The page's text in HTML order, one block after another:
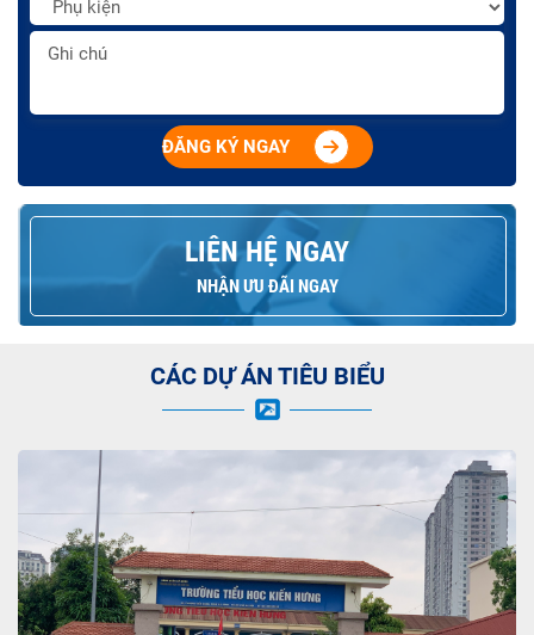
ĐĂNG KÝ NGAY
LIÊN HỆ NGAY
NHẬN ƯU ĐÃI NGAY
CÁC DỰ ÁN TIÊU BIỂU